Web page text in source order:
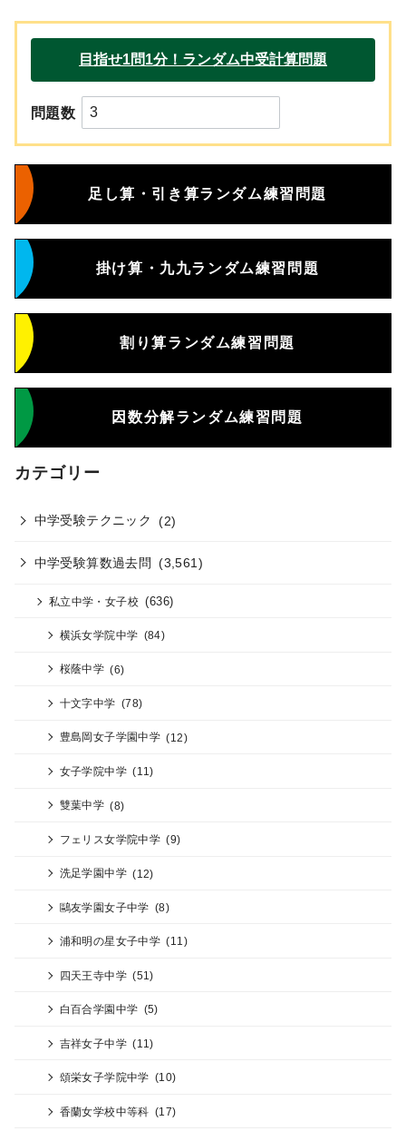
問題数
足し算・引き算ランダム練習問題
掛け算・九九ランダム練習問題
割り算ランダム練習問題
因数分解ランダム練習問題
カテゴリー
中学受験テクニック (2)
中学受験算数過去問 (3,561)
私立中学・女子校 (636)
横浜女学院中学 (84)
桜蔭中学 (6)
十文字中学 (78)
豊島岡女子学園中学 (12)
女子学院中学 (11)
雙葉中学 (8)
フェリス女学院中学 (9)
洗足学園中学 (12)
鷗友学園女子中学 (8)
浦和明の星女子中学 (11)
四天王寺中学 (51)
白百合学園中学 (5)
吉祥女子中学 (11)
頌栄女子学院中学 (10)
香蘭女学校中等科 (17)